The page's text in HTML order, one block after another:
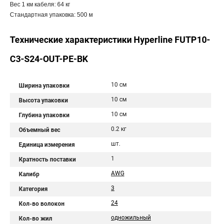
Вес 1 км кабеля: 64 кг
Стандартная упаковка: 500 м
Технические характеристики Hyperline FUTP10-
C3-S24-OUT-PE-BK
Ширина упаковки 10 см
Высота упаковки 10 см
Глубина упаковки 10 см
Объемный вес 0.2 кг
Единица измерения шт.
Кратность поставки 1
Калибр AWG
Категория 3
Кол-во волокон 24
Кол-во жил одножильный